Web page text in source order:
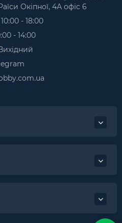
Окіпної, 4А офіс 6
- 18:00
- 14:00